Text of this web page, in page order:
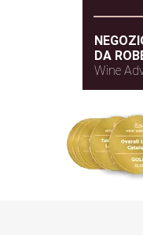
DA
Wine